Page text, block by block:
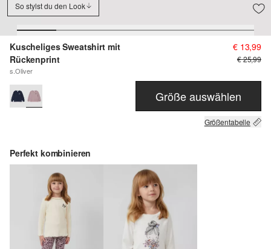
So stylst du den Look
Kuscheliges Sweatshirt mit
Rückenprint
s.Oliver
€ 13,99
€ 25,99
Größe auswählen
Größentabelle
Perfekt kombinieren